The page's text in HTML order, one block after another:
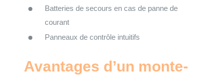
Batteries de secours en cas de panne de
courant
Panneaux de contrôle intuitifs
Avantages d’un monte-